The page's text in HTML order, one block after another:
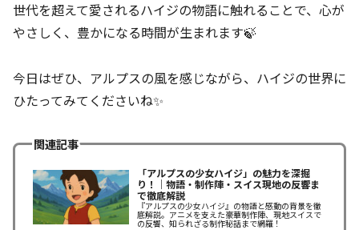
世代を超えて愛されるハイジの物語に触れることで、心が
やさしく、豊かになる時間が生まれます🍃
今日はぜひ、アルプスの風を感じながら、ハイジの世界に
ひたってみてくださいね✨
関連記事
「アルプスの少女ハイジ」の魅力を深掘
り！｜物語・制作陣・スイス現地の反響ま
で徹底解説
『アルプスの少女ハイジ』の物語と感動の背景を徹
底解説。アニメを支えた豪華制作陣、現地スイスで
の反響、知られざる制作秘話まで網羅！